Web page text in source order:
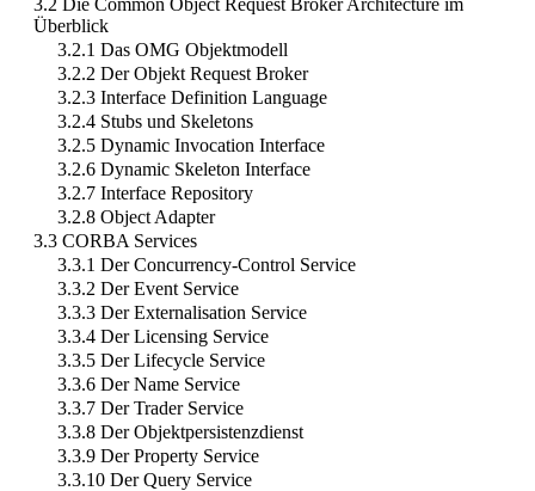
Überblick
3.2.1 Das OMG Objektmodell
3.2.2 Der Objekt Request Broker
3.2.3 Interface Definition Language
3.2.4 Stubs und Skeletons
3.2.5 Dynamic Invocation Interface
3.2.6 Dynamic Skeleton Interface
3.2.7 Interface Repository
3.2.8 Object Adapter
3.3 CORBA Services
3.3.1 Der Concurrency-Control Service
3.3.2 Der Event Service
3.3.3 Der Externalisation Service
3.3.4 Der Licensing Service
3.3.5 Der Lifecycle Service
3.3.6 Der Name Service
3.3.7 Der Trader Service
3.3.8 Der Objektpersistenzdienst
3.3.9 Der Property Service
3.3.10 Der Query Service